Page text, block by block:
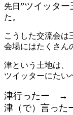
先日 ”ツイッター
た。
こうした交流会は
会場にはたくさん
津という土地は、
ツイッターにたい
津行ったー →
津（で）言っ